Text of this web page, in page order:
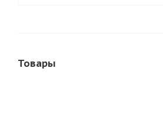
Товары